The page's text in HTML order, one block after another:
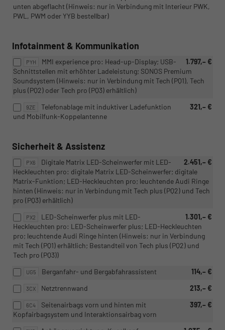
unten abgeflacht (Hinweis: nur in Verbindung mit Interieur PWK,
PWL, PWM oder YYB bestellbar)
Infotainment & Kommunikation
PYH 1.797,– €
MMI experience pro: Head-up-Display; USB-
Schnittstellen mit erhöhter Ladeleistung; SONOS Premium
Soundsystem (Hinweis: nur in Verbindung mit Tech (PQ1), Tech
plus (PQ2) oder Tech pro (PQ3) erhältlich)
9ZE 321,– €
Telefonablage mit induktiver Ladefunktion
und Mobilfunk-Koppelantenne
Sicherheit & Assistenz
PX6 2.451,– €
Digitale Matrix LED-Scheinwerfer mit LED-
Heckleuchten pro: digitale Matrix LED-Scheinwerfer; digitale
Matrix-Funktion; LED-Heckleuchten pro; leuchtende Audi Ringe
hinten (Hinweis: nur in Verbindung mit Tech plus (PQ2) und Tech
pro (PQ3) erhältlich)
PX2 1.301,– €
LED-Scheinwerfer plus mit LED-
Heckleuchten pro: LED-Scheinwerfer plus; LED-Heckleuchten
pro; leuchtende Audi Ringe hinten (Hinweis: nur in Verbindung
mit Tech (PQ1) erhältlich; Bestandteil von Tech plus (PQ2) und
Tech pro (PQ3))
UG5 114,– €
Berganfahr- und Bergabfahrassistent
3CX 213,– €
Netztrennwand
6C4 397,– €
Seitenairbags vorn und hinten mit
Kopfairbagsystem und Interaktionsairbag vorn